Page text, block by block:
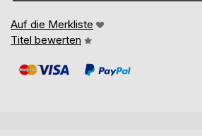
Auf die Merkliste
Titel bewerten